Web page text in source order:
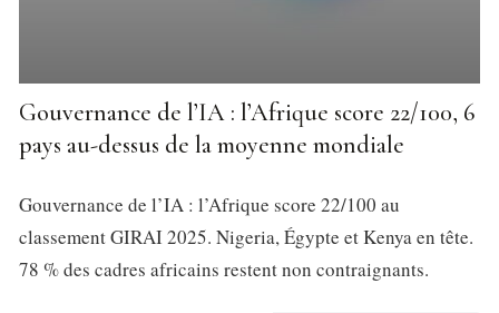
Gouvernance de l’IA : l’Afrique score 22/100, 6
pays au-dessus de la moyenne mondiale
Gouvernance de l’IA : l’Afrique score 22/100 au
classement GIRAI 2025. Nigeria, Égypte et Kenya en tête.
78 % des cadres africains restent non contraignants.